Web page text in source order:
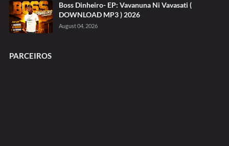
Boss Dinheiro- EP: Vavanuna Ni Vavasati (
DOWNLOAD MP3 ) 2026
August 04, 2026
PARCEIROS